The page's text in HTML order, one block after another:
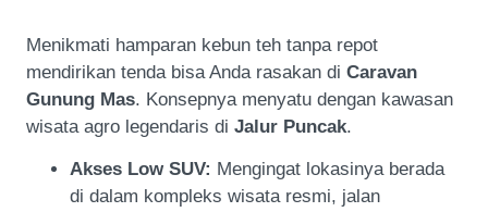
Menikmati hamparan kebun teh tanpa repot
mendirikan tenda bisa Anda rasakan di Caravan
Gunung Mas. Konsepnya menyatu dengan kawasan
wisata agro legendaris di Jalur Puncak.
Akses Low SUV: Mengingat lokasinya berada
di dalam kompleks wisata resmi, jalan